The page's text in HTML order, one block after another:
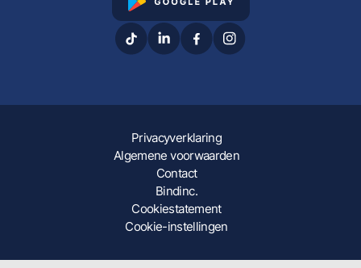
Privacyverklaring
Algemene voorwaarden
Contact
Bindinc.
Cookiestatement
Cookie-instellingen